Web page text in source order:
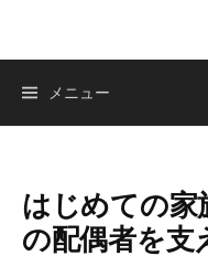
メニュー
はじめての家
の配偶者を支